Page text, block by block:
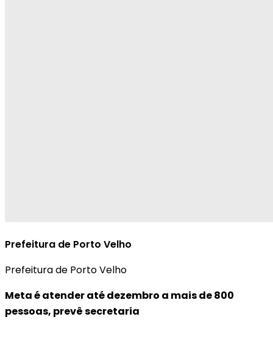
Prefeitura de Porto Velho
Prefeitura de Porto Velho
Meta é atender até dezembro a mais de 800
pessoas, prevê secretaria